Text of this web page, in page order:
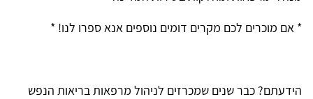
* אם מוכרים לכם מקרים דומים נוספים אנא ספרו לנו! *
הידעתם? כבר שנים שמכרזים לניהול מרפאות בריאות הנפש